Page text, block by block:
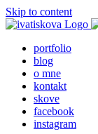
Skip to content
portfolio
blog
o mne
kontakt
skove
facebook
instagram